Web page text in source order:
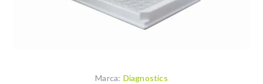
Marca: Diagnostics